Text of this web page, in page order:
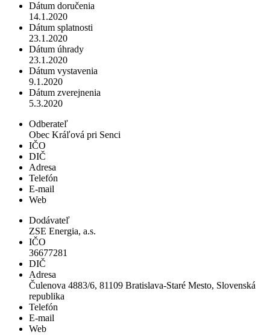
Dátum doručenia
14.1.2020
Dátum splatnosti
23.1.2020
Dátum úhrady
23.1.2020
Dátum vystavenia
9.1.2020
Dátum zverejnenia
5.3.2020
Odberateľ
Obec Kráľová pri Senci
IČO
DIČ
Adresa
Telefón
E-mail
Web
Dodávateľ
ZSE Energia, a.s.
IČO
36677281
DIČ
Adresa
Čulenova 4883/6, 81109 Bratislava-Staré Mesto, Slovenská
republika
Telefón
E-mail
Web